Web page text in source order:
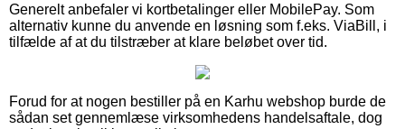
Generelt anbefaler vi kortbetalinger eller MobilePay. Som
alternativ kunne du anvende en løsning som f.eks. ViaBill, i
tilfælde af at du tilstræber at klare beløbet over tid.
Forud for at nogen bestiller på en Karhu webshop burde de
sådan set gennemlæse virksomhedens handelsaftale, dog